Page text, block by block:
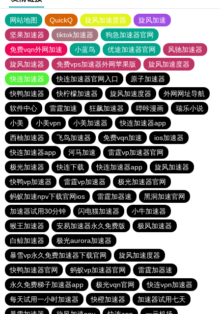
网站地图 QuickQ 旋风加速度器
旋风加速
坚果加速器
tiktok加速器
狗急加速器官网
免费vqn外网加速
小蓝鸟 优途加速器官网
风驰加速器
旋风加速器
免费vps加速器外网苹果版
旋风加速度器
快连加速器
快连加速器官网入口
原子加速器
快鸭加速器
快柠檬加速器 旋风加速度器
外网网址导航
软件中心
雷霆加速 狂飙加速器 哔咔漫画
瑞乐小说
小美
小美vpn 小美加速器
快连加速器app
西柚加速器
飞鸟加速器 免费vqn加速
ios加速器
快连加速器app
河马加速
雷霆vp加速器官网
极光加速器
快连下载 快连加速器app
旋风加速器
快鸭vp加速器
雷霆vp加速器
极光加速器官网
蚂蚁加速npv下载官网ios
雷霆加器速
黑洞加速官网
加速器试用30分钟
闪电猫加速器
小牛加速器
猴王加速器
安易加速器永久免费版
极风加速器
白鲸加速器
极光aurora加速器
暴雪vp永久免费加速器下载官网
旋风加速度器
快鸭加速器官网
蚂蚁vp加速器官网
雷霆加器速
永久免费梯子加速器app
极光vqn官网
快连vρn加速器
每天试用一小时加速器
快橙加速器
加速器试用七天